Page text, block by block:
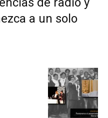
a un solo